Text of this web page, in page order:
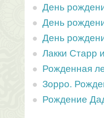
День
День
День
Лакки Старр
Рожденная
Зорро.
Рождение